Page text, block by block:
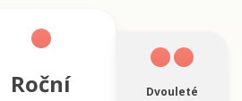
Roční Dvouleté